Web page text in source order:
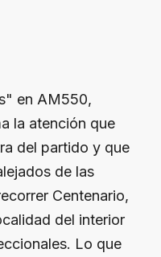
en AM550,
la atención que
del partido y que
de las
Centenario,
del interior
Lo que